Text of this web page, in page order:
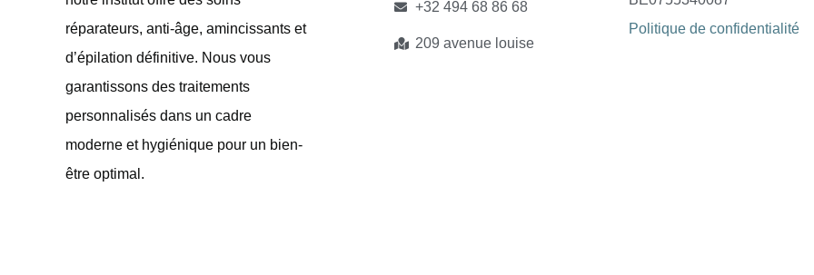
réparateurs, anti-âge, amincissants et
d’épilation définitive. Nous vous
garantissons des traitements
personnalisés dans un cadre
moderne et hygiénique pour un bien-
être optimal.
+32 494 68 86 68
209 avenue louise
Politique de confidentialité